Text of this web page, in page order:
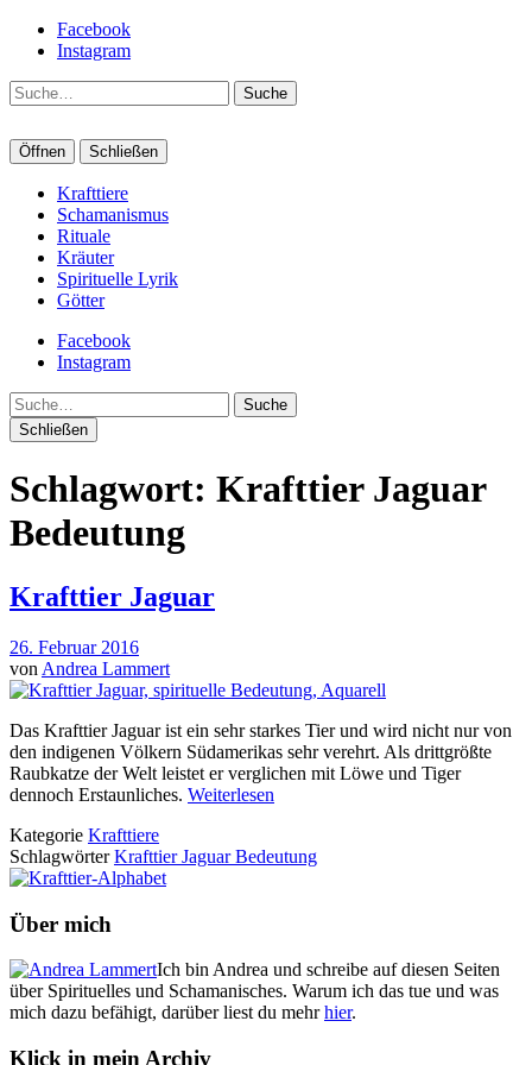
Facebook
Instagram
Suche
Öffnen Schließen
Krafttiere
Schamanismus
Rituale
Kräuter
Spirituelle Lyrik
Götter
Facebook
Instagram
Suche
Schließen
Schlagwort: Krafttier Jaguar
Bedeutung
Krafttier Jaguar
26. Februar 2016
von Andrea Lammert
Das Krafttier Jaguar ist ein sehr starkes Tier und wird nicht nur von
den indigenen Völkern Südamerikas sehr verehrt. Als drittgrößte
Raubkatze der Welt leistet er verglichen mit Löwe und Tiger
dennoch Erstaunliches. Weiterlesen
Kategorie Krafttiere
SchlagwörterKrafttier Jaguar Bedeutung
Über mich
Ich bin Andrea und schreibe auf diesen Seiten
über Spirituelles und Schamanisches. Warum ich das tue und was
mich dazu befähigt, darüber liest du mehrhier.
Klick in mein Archiv